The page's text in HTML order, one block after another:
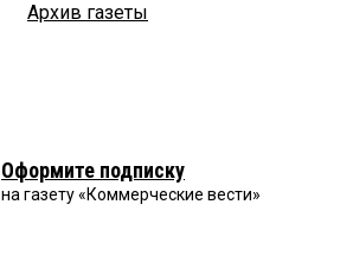
Архив газеты
Оформите подписку
на газету «Коммерческие вести»